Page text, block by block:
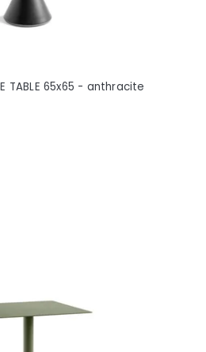
TABLE 65x65 - anthracite